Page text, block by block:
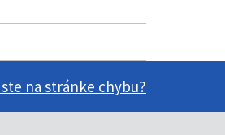
ste na stránke chybu?